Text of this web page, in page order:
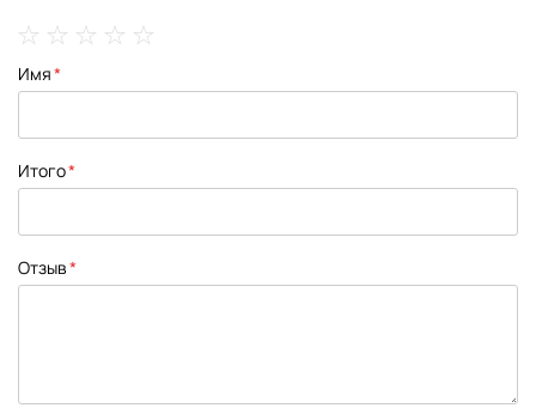
star
stars
stars
stars
stars
Имя
Итого
Отзыв